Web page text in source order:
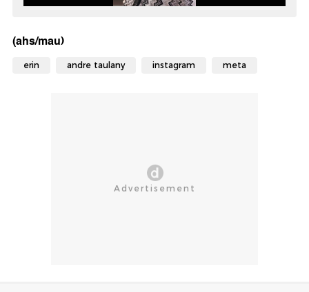
(ahs/mau)
erin andre taulany instagram meta